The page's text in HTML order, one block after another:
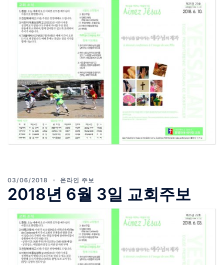
03/06/2018 온라인 주보
2018년 6월 3일 교회주보